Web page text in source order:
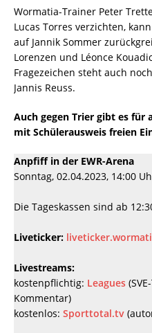
Wormatia-Trainer Peter
Lucas Torres verzichten,
auf Jannik Sommer
Lorenzen und Léonce
Fragezeichen steht auch
Jannis Reuss.
Auch gegen Trier gibt es für
mit Schülerausweis freien
Anpfiff in der EWR-Arena
Sonntag, 02.04.2023, 14:00
Die Tageskassen sind ab
Liveticker:
Livestreams:
kostenpflichtig: Leagues
Kommentar)
kostenlos: Sporttotal.tv